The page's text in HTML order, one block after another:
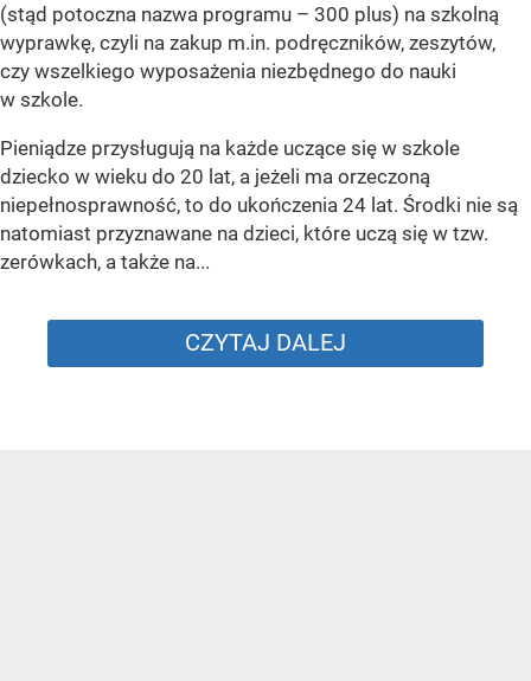
(stąd potoczna nazwa programu – 300 plus) na szkolną
wyprawkę, czyli na zakup m.in. podręczników, zeszytów,
czy wszelkiego wyposażenia niezbędnego do nauki
w szkole.
Pieniądze przysługują na każde uczące się w szkole
dziecko w wieku do 20 lat, a jeżeli ma orzeczoną
niepełnosprawność, to do ukończenia 24 lat. Środki nie są
natomiast przyznawane na dzieci, które uczą się w tzw.
zerówkach, a także na...
CZYTAJ DALEJ